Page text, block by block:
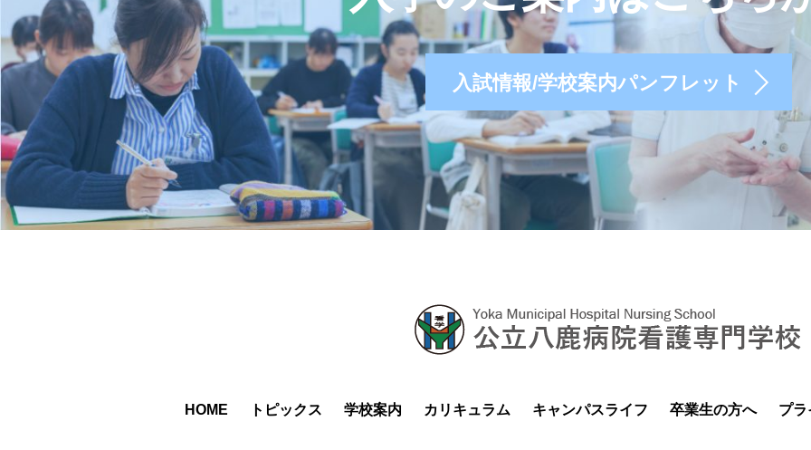
入試情報/学校案内パンフレット
HOME トピックス 学校案内 カリキュラム キャンパスライフ 卒業生の方へ プラ